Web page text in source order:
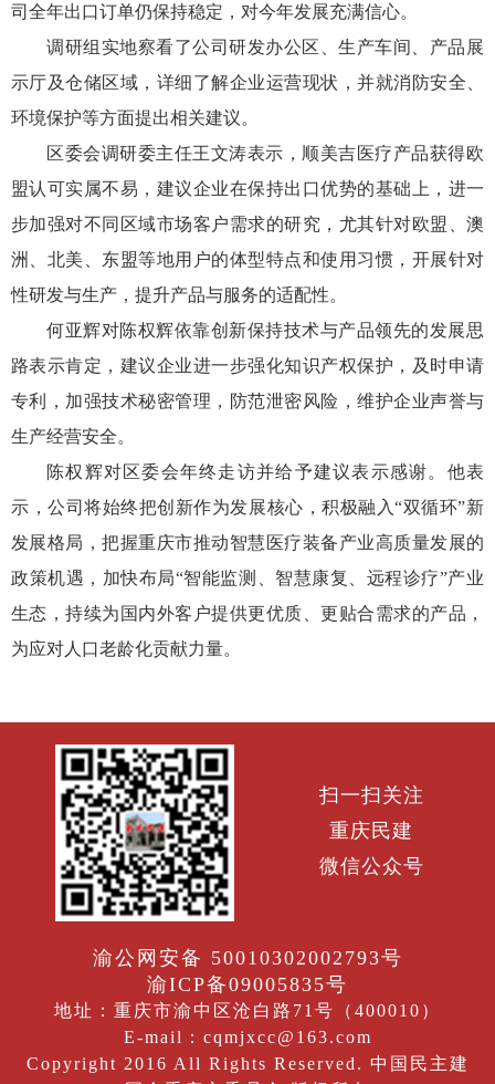
司全年出口订单仍保持稳定，对今年发展充满信心。
调研组实地察看了公司研发办公区、生产车间、产品展
示厅及仓储区域，详细了解企业运营现状，并就消防安全、
环境保护等方面提出相关建议。
区委会调研委主任王文涛表示，顺美吉医疗产品获得欧
盟认可实属不易，建议企业在保持出口优势的基础上，进一
步加强对不同区域市场客户需求的研究，尤其针对欧盟、澳
洲、北美、东盟等地用户的体型特点和使用习惯，开展针对
性研发与生产，提升产品与服务的适配性。
何亚辉对陈权辉依靠创新保持技术与产品领先的发展思
路表示肯定，建议企业进一步强化知识产权保护，及时申请
专利，加强技术秘密管理，防范泄密风险，维护企业声誉与
生产经营安全。
陈权辉对区委会年终走访并给予建议表示感谢。他表
示，公司将始终把创新作为发展核心，积极融入“双循环”新
发展格局，把握重庆市推动智慧医疗装备产业高质量发展的
政策机遇，加快布局“智能监测、智慧康复、远程诊疗”产业
生态，持续为国内外客户提供更优质、更贴合需求的产品，
为应对人口老龄化贡献力量。
扫一扫关注
重庆民建
微信公众号
渝公网安备 50010302002793号
渝ICP备09005835号
地址：重庆市渝中区沧白路71号（400010）
E-mail：cqmjxcc@163.com
Copyright 2016 All Rights Reserved. 中国民主建